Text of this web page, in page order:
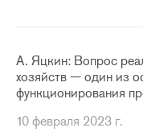
А. Яцкин: Вопрос
хозяйств — один из
функционирования
10 февраля 2023 г.